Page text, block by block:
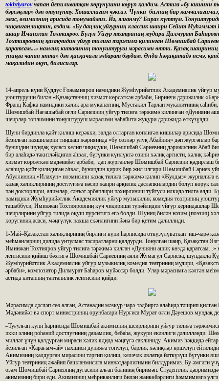
tokhtiyarovчапан йепиливатқан көрүнүшни көрүп қалдим. Астиға «бу кишини
бәрсәңлар» дәп өтүнүпту. Хошаллиғим чәксиз. Чүнки бизниң бир
әмәс, өзимизниң арисида тонумаймиз. Йә, ялғанму? Бираз күттүм.
чиқмиғанлиқтин, яздим. «Бу даңлиқ уйғурниң классик шаири Сейит Муһәммәт
шаир Иминжан Тохтияров. Бүгүн Уйғур театриниң мудири Дилмурат
Тохтияровниң қазақчидин уйғур тилиға тәржимә қилинған Шөмишбай
қаратсам...» намлиқ китавиниң тонуштуруш мәрасими өтти. Қазақ шаириниң
униңға чапан япти» дәп қисқичила әхбарат бәрдим. Әнди һәқиқитидә немә,
мақалидин оқуп, билисиләр.
14-апрель күни Қуддус Ғожамияров намидики Жумһурийәтлик Академиялик уйғур
уюштуруши билән «Қазақстанниң хизмәт көрсәткән әрбаби, Биринчи дәрижилик
Франц Кафка намидики хәлиқ ара мукапатниң, Мустәқил Тарлан мукапитиниң
Шөмишбай Нағашыбай оғли Сариевниң уйғур тилиға тәржимә қилинған «Дунияни
шеирлар топлимини тонуштуруш мәрасими наһайити жуқури дәрижидә өткүзүлди.
Шуни бирдинла қәйт қилиш керәкки, залда олтарған көплигән кишиләр арисида
йезилған нахшиларни тиңшаш жәриянида «бу сөзләр улуқ Абайниң» дәп жүргәнләр
буниңдин шундақ хуласә келип чиқидуки, Шөмишбай Сариевниң дәрижисини Абай
бир алаһидә тәкитләйдиған әһвал, бүгүнки күнлүктә өзини хәлиқ артисти, хәлиқ
хизмәт көрсәткән мәдәнийәт әрбаби, дәп жүргәнләр Шөмишбай Сариевни қәдирләш
алаһидә қәйт қилидиған әһвал, буниңдин қириқ бир жил илгири Шөмишбай Сариев
Абуллинниң «Илахун» поэмисини қазақ тилиға тәржимә қилип «Жулдыз» журналиға
қазақ хәлиқлириниң достлуғиға нәсир жанри арқилиқ дәсләпкиләрдин болуп көрүк
пән докторлири, алимлар, сәнъәт әрбаплири пәхирлиниш туйғуси илкидә тилға алди.
намидики Жумһурийәтлик Академиялик уйғур музыкилиқ комедия театриниң
тәшәббуси, Иминжан Тохтияровниң күч чиқириши түпәйлидин уйғур қериндашлар
шеирлирини уйғур тилида оқуш пурситигә егә болди. Шуниң билән нәзим (поэзия)
көрүгиниң асаси, мәңгүлүк нахша екәнлигини йәнә бир қетим дәлиллиди.
1-Май–Қазақстан хәлиқлириниң бирлиги күни һарписида өткүзүлүватқан иш-чарә
меһманларниң дилида унтулмас тәсиратларни қалдурди. Тонулған шаир, Қазақстан
Иминжан Тохтияров уйғур тилиға тәржимә қилған «Дунияни ашиқ көздә қаратсам...»
лентисини қийиш бәхтигә Шөмишбай Сариевниң аяли Жумагүл Сариева, шундақла
Жумһурийәтлик Академиялик уйғур музыкилиқ комедия театриниң мудири,
әрбаби», композитор Дилмурат Баһаров муйәссәр болди. Улар мәрасимға кәлгән
астида китапниң тәнтәнилик лентисини қийди.
Мәрасимда дәсләп сөз алған, Астанадин мәзкүр чарә-тәдбиргә алаһидә тәшрип
Мәдәнийәт вә спорт министриниң орунбасари Нурғиса Мурат оғли Дәуешов мундақ
–Туғулған күни һарписида Шөмишбай акимизниң шеирлирини уйғур тилиға
икки әлниң роһаний достлуғиниң давамлиқ, бебаһа, жуқури екәнлиги дәлилләнди.
милләт үчүн қалдурған мираси хәлиқ ядида мәңгүгә сақлиниду. Акимиз һәққидә
йезилған «Қарағым-ай» нахшиси дунияға тонулуп, барлиқ хәлиқләр қошулуп
Акимизниң қалдурған мирасини тәрғип қилиш, келәчәк әвлатқа йәткүзүш бүгүнки
Уйғур театриниң әжайип башланмисиға миннәтдарлиғимни билдүримиз. Бу әмгиги
өзәм Шөмишбай Сариевниң дугасини алған балиниң биримән. Студентлиқ
акимизниң бири еди. Акимизниң меһриванлиғи билән жанкөйәрлиги һәммимизгә